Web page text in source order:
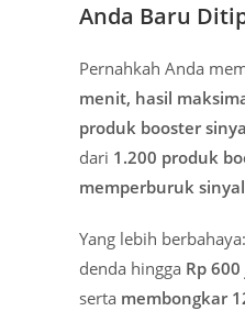
Anda Baru
Pernahkah Anda
menit, hasil
produk booster
dari 1.200 produk
memperburuk sinyal
Yang lebih berbahaya:
denda hingga Rp
serta membongkar